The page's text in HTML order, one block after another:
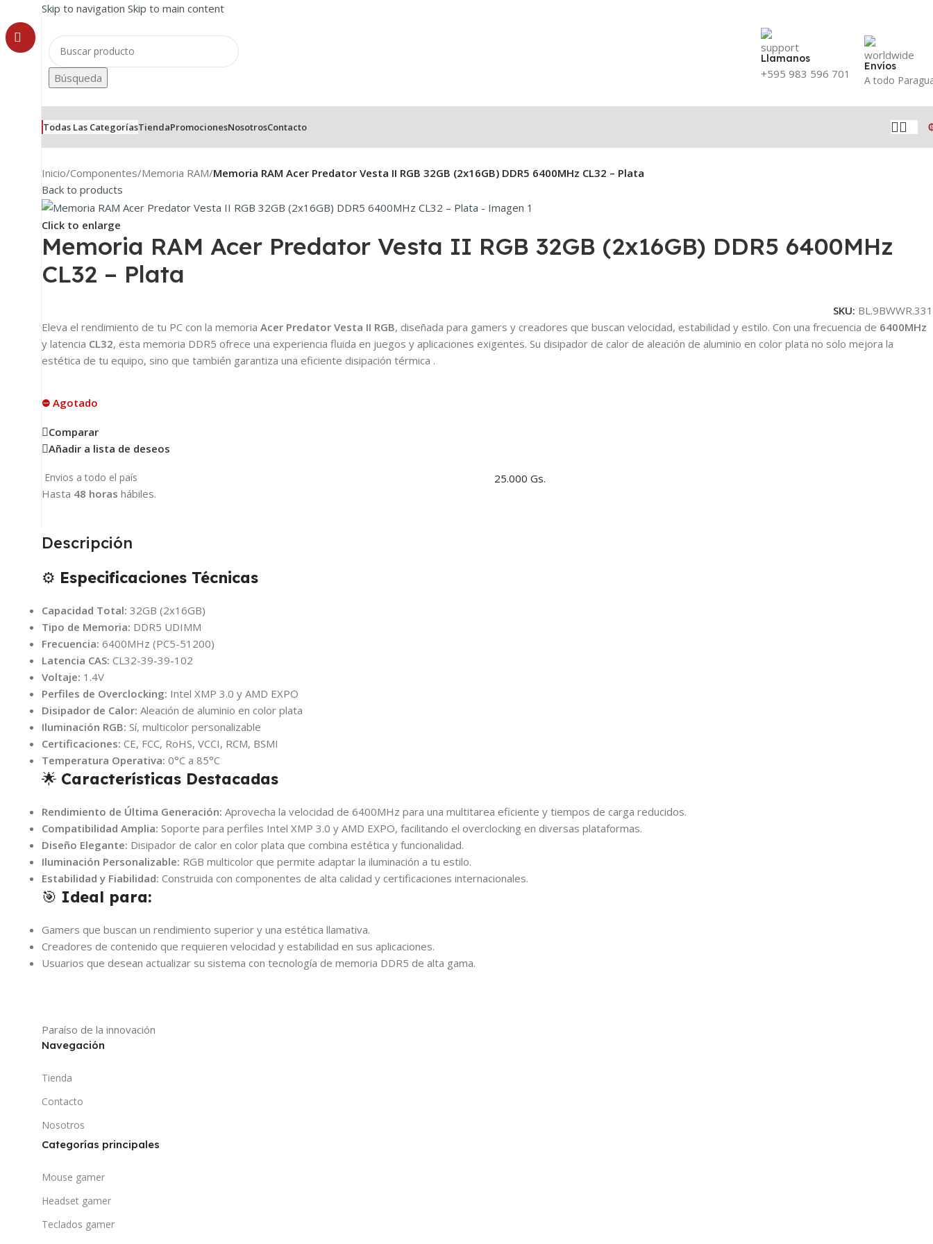
Skip to navigation Skip to main content
Búsqueda
Llamanos
+595 983 596 701
Envíos
A todo
Todas Las CategoríasTiendaPromocionesNosotrosContacto
Inicio/Componentes/Memoria RAM/Memoria RAM Acer Predator Vesta II RGB 32GB (2x16GB) DDR5 6400MHz CL32 – Plata
Back to products
Click to enlarge
Memoria RAM Acer Predator Vesta II RGB 32GB (2x16GB) DDR5 6400MHz
CL32 – Plata
SKU: BL.9BWWR.331
Eleva el rendimiento de tu PC con la memoria Acer Predator Vesta II RGB, diseñada para gamers y creadores que buscan velocidad, estabilidad y estilo. Con una frecuencia de 6400MHz
y latencia CL32, esta memoria DDR5 ofrece una experiencia fluida en juegos y aplicaciones exigentes. Su disipador de calor de aleación de aluminio en color plata no solo mejora la
estética de tu equipo, sino que también garantiza una eficiente disipación térmica .
⛔ Agotado
Comparar
Añadir a lista de deseos
Envios a todo el país
Hasta 48 horas hábiles.
25.000 Gs.
Descripción
⚙️ Especificaciones Técnicas
Capacidad Total: 32GB (2x16GB)
Tipo de Memoria: DDR5 UDIMM
Frecuencia: 6400MHz (PC5-51200)
Latencia CAS: CL32-39-39-102
Voltaje: 1.4V
Perfiles de Overclocking: Intel XMP 3.0 y AMD EXPO
Disipador de Calor: Aleación de aluminio en color plata
Iluminación RGB: Sí, multicolor personalizable
Certificaciones: CE, FCC, RoHS, VCCI, RCM, BSMI
Temperatura Operativa: 0°C a 85°C
🌟 Características Destacadas
Rendimiento de Última Generación: Aprovecha la velocidad de 6400MHz para una multitarea eficiente y tiempos de carga reducidos.
Compatibilidad Amplia: Soporte para perfiles Intel XMP 3.0 y AMD EXPO, facilitando el overclocking en diversas plataformas.
Diseño Elegante: Disipador de calor en color plata que combina estética y funcionalidad.
Iluminación Personalizable: RGB multicolor que permite adaptar la iluminación a tu estilo.
Estabilidad y Fiabilidad: Construida con componentes de alta calidad y certificaciones internacionales.
🎯 Ideal para:
Gamers que buscan un rendimiento superior y una estética llamativa.
Creadores de contenido que requieren velocidad y estabilidad en sus aplicaciones.
Usuarios que desean actualizar su sistema con tecnología de memoria DDR5 de alta gama.
Paraíso de la innovación
Navegación
Tienda
Contacto
Nosotros
Categorías principales
Mouse gamer
Headset gamer
Teclados gamer